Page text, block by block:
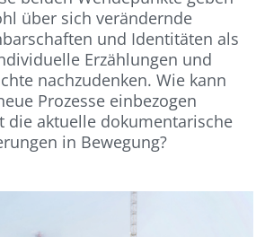
über sich verändernde
und Identitäten als
Erzählungen und
nachzudenken. Wie kann
Prozesse einbezogen
die aktuelle dokumentarische
in Bewegung?